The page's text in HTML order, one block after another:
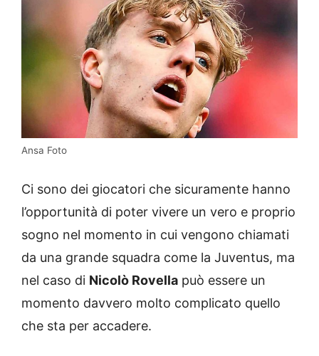
Ansa Foto
Ci sono dei giocatori che sicuramente hanno
l’opportunità di poter vivere un vero e proprio
sogno nel momento in cui vengono chiamati
da una grande squadra come la Juventus, ma
nel caso di Nicolò Rovella può essere un
momento davvero molto complicato quello
che sta per accadere.